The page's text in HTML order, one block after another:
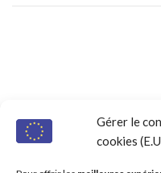
Gérer le
cookies